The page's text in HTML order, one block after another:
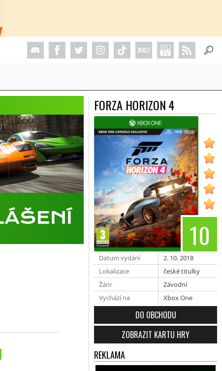
FORZA HORIZON 4
10
Datum vydání
2. 10. 2018
Lokalizace
české titulky
Žánr
Závodní
Vychází na
Xbox One
DO OBCHODU
ZOBRAZIT KARTU HRY
REKLAMA